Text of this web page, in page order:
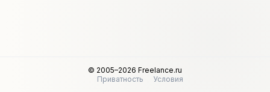
© 2005–2026 Freelance.ru
Приватность
Условия